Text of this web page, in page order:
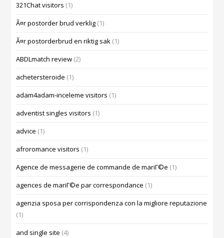
321Chat visitors (1)
Ã¤r postorder brud verklig (1)
Ã¤r postorderbrud en riktig sak (1)
ABDLmatch review (2)
achetersteroide (1)
adam4adam-inceleme visitors (1)
adventist singles visitors (1)
advice (1)
afroromance visitors (1)
Agence de messagerie de commande de mariГ©e (1)
agences de mariГ©e par correspondance (1)
agenzia sposa per corrispondenza con la migliore reputazione
(1)
and single site (4)